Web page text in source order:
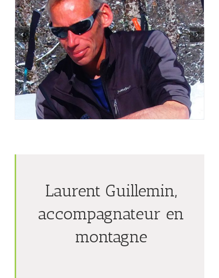
Laurent Guillemin,
accompagnateur en
montagne